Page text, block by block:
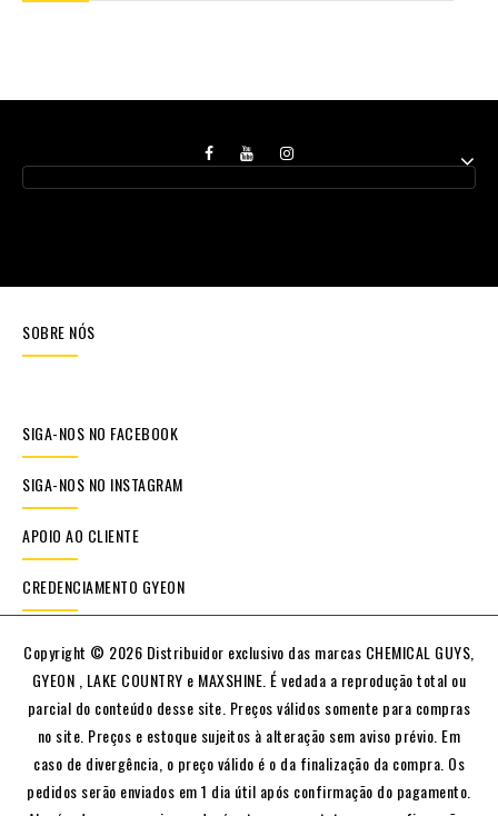
SOBRE NÓS
SIGA-NOS NO FACEBOOK
SIGA-NOS NO INSTAGRAM
APOIO AO CLIENTE
CREDENCIAMENTO GYEON
Copyright © 2026 Distribuidor exclusivo das marcas CHEMICAL GUYS,
GYEON , LAKE COUNTRY e MAXSHINE. É vedada a reprodução total ou
parcial do conteúdo desse site. Preços válidos somente para compras
no site. Preços e estoque sujeitos à alteração sem aviso prévio. Em
caso de divergência, o preço válido é o da finalização da compra. Os
pedidos serão enviados em 1 dia útil após confirmação do pagamento.